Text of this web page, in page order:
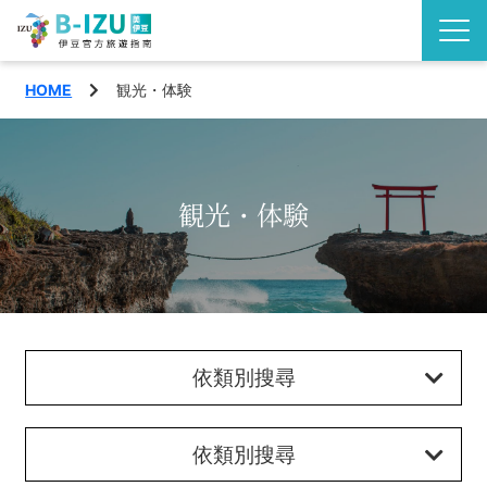
了解伊豆半島
觀賞
玩樂
品味
活動
地區
旅遊計畫
HOME 観光・体験
観光・体験
依類別搜尋
依類別搜尋